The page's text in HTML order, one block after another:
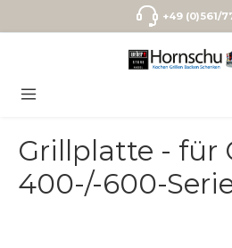
Zum Hauptinhalt springen
+49 (0)561/
Grillplatte - für
400-/-600-